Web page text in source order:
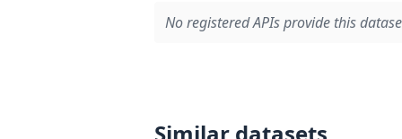
No registered APIs provide this
Similar datasets